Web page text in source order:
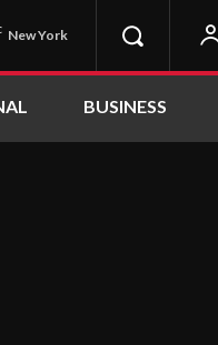
New York
BUSINESS